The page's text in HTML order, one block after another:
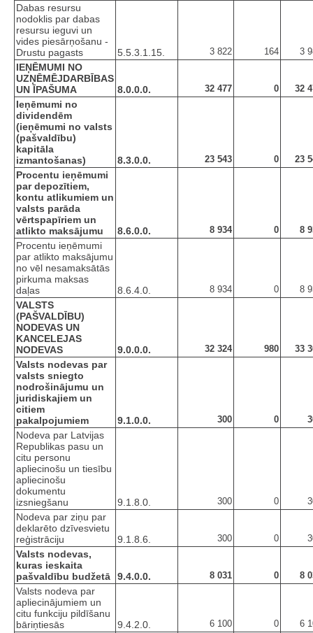
Dabas resursu
nodoklis par dabas
resursu ieguvi un
vides piesārņošanu -
Drustu pagasts
5.5.3.1.15. 3 822 164 3
IEŅĒMUMI NO
UZŅĒMĒJDARBĪBAS
UN ĪPAŠUMA
8.0.0.0. 32 477 0 32
Ieņēmumi no
dividendēm
(ieņēmumi no valsts
(pašvaldību)
kapitāla
izmantošanas)
8.3.0.0. 23 543 0 23
Procentu ieņēmumi
par depozītiem,
kontu atlikumiem un
valsts parāda
vērtspapīriem un
atlikto maksājumu
8.6.0.0. 8 934 0 8
Procentu ieņēmumi
par atlikto maksājumu
no vēl nesamaksātās
pirkuma maksas
daļas
8.6.4.0. 8 934 0 8
VALSTS
(PAŠVALDĪBU)
NODEVAS UN
KANCELEJAS
NODEVAS
9.0.0.0. 32 324 980 33
Valsts nodevas par
valsts sniegto
nodrošinājumu un
juridiskajiem un
citiem
pakalpojumiem
9.1.0.0. 300 0
Nodeva par Latvijas
Republikas pasu un
citu personu
apliecinošu un tiesību
apliecinošu
dokumentu
izsniegšanu
9.1.8.0. 300 0
Nodeva par ziņu par
deklarēto dzīvesvietu
reģistrāciju
9.1.8.6. 300 0
Valsts nodevas,
kuras ieskaita
pašvaldību budžetā
9.4.0.0. 8 031 0 8
Valsts nodeva par
apliecinājumiem un
citu funkciju pildīšanu
bāriņtiesās
9.4.2.0. 6 100 0 6